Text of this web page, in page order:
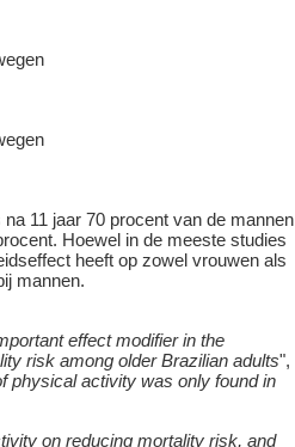
11 jaar 70 procent van de mannen
Hoewel in de meeste studies
heeft op zowel vrouwen als
mannen.
effect modifier in the
risk among older Brazilian adults",
physical activity was only found in
on reducing mortality risk, and